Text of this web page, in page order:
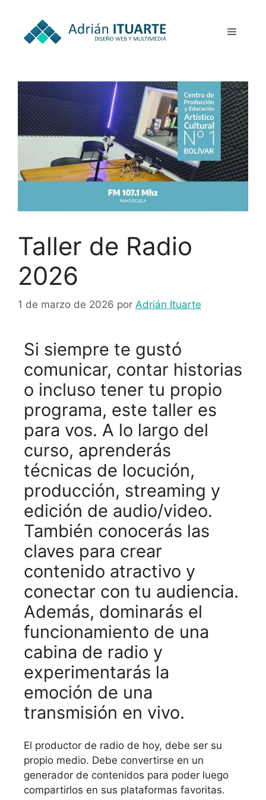
Taller de Radio
2026
1 de marzo de 2026 por Adrián Ituarte
Si siempre te gustó
comunicar, contar historias
o incluso tener tu propio
programa, este taller es
para vos. A lo largo del
curso, aprenderás
técnicas de locución,
producción, streaming y
edición de audio/video.
También conocerás las
claves para crear
contenido atractivo y
conectar con tu audiencia.
Además, dominarás el
funcionamiento de una
cabina de radio y
experimentarás la
emoción de una
transmisión en vivo.
El productor de radio de hoy, debe ser su
propio medio. Debe convertirse en un
generador de contenidos para poder luego
compartirlos en sus plataformas favoritas.